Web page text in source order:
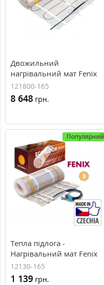
Двожильний
нагрівальний мат Fenix
LDTS 121800-165, 1800
Вт, 11 м²
121800-165
8 648 грн.
Популярний
Тепла підлога -
Нагрівальний мат Fenix
LDTS, 130 Вт, 0.8 м2
12130-165
1 139 грн.